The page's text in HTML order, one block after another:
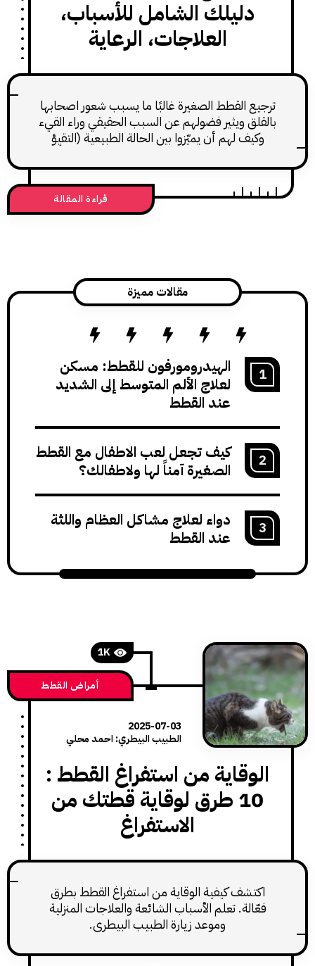
دليلك الشامل للأسباب،
العلاجات، الرعاية
القطط الصغيرة غالبًا ما يسبب شعور اصحابها
ويثير فضولهم عن السبب الحقيقي وراء القيء
لهم أن يميّزوا بين الحالة الطبيعية (التقيؤ
وتلك التي تستدعي تدخلاً طبيًا عاجلًا.
بشكل عام قد ينتج عن تغيّر مفاجئ في
ابتلاع جسم غريب، الطفيليات، أو مشاكل
قد تكون أكثر خطورة في بعض الأحيان.
قراءة المقالة
مقالات مميزة
الهيدرومورفون للقطط: مسكن
لعلاج الألم المتوسط إلى الشديد
عند القطط
كيف تجعل لعب الاطفال مع القطط
الصغيرة آمناً لها ولاطفالك؟
دواء لعلاج مشاكل العظام واللثة
عند القطط
أمراض القطط
2025-07-03
الطبيب البيطري: احمد محلي
من استفراغ القطط :
10 طرق لوقاية قطتك من
الاستفراغ
كيفية الوقاية من استفراغ القطط بطرق
تعلم الأسباب الشائعة والعلاجات المنزلية
وموعد زيارة الطبيب البيطري.